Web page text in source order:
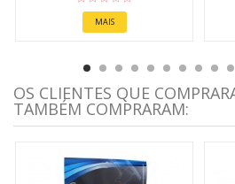
MAIS
OS CLIENTES QUE
TAMBÉM COMPRARAM: